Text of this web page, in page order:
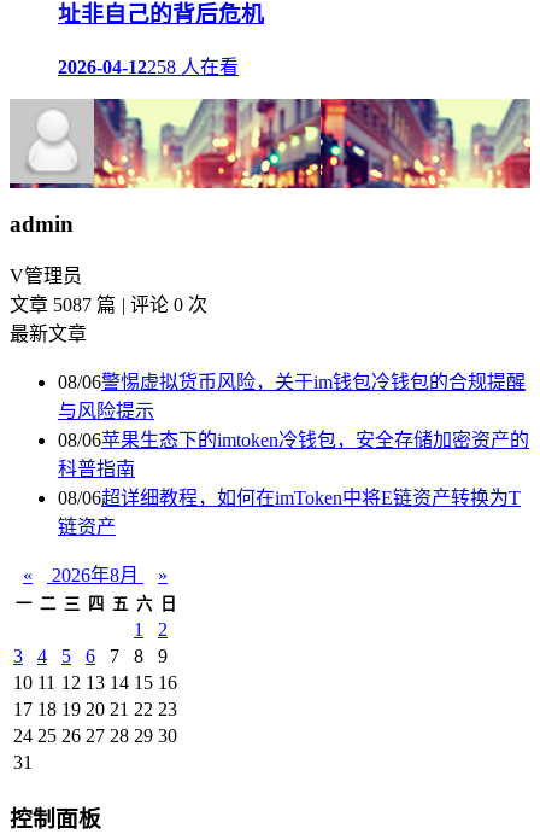
址非自己的背后危机
2026-04-12258 人在看
admin
V管理员
文章 5087 篇
评论 0 次
最新文章
08/06警惕虚拟货币风险，关于im钱包冷钱包的合规提醒
与风险提示
08/06苹果生态下的imtoken冷钱包，安全存储加密资产的
科普指南
08/06超详细教程，如何在imToken中将E链资产转换为T
链资产
« 2026年8月 »
一 二 三 四 五 六 日
1
2
3
4 5 6 7 8
9
10 11 12 13 14 15 16
17 18 19 20 21 22 23
24 25 26 27 28 29 30
31
控制面板